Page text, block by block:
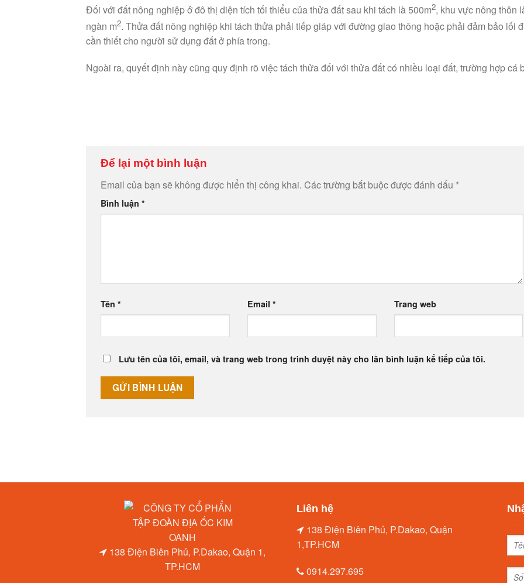
Đối với đất nông nghiệp ở đô thị diện tích tối thiểu của thửa đất sau khi tách là 500m2, khu vực nông thôn
ngàn m2. Thửa đất nông nghiệp khi tách thửa phải tiếp giáp với đường giao thông hoặc phải đảm bảo lối
cần thiết cho người sử dụng đất ở phía trong.
Ngoài ra, quyết định này cũng quy định rõ việc tách thửa đối với thửa đất có nhiều loại đất, trường hợp cá
Để lại một bình luận
Email của bạn sẽ không được hiển thị công khai. Các trường bắt buộc được đánh dấu *
Bình luận *
Tên * Email * Trang web
Lưu tên của tôi, email, và trang web trong trình duyệt này cho lần bình luận kế tiếp của tôi.
138 Điện Biên Phủ, P.Dakao, Quận 1,
TP.HCM
Liên hệ
138 Điện Biên Phủ, P.Dakao, Quận
1,TP.HCM
0914.297.695